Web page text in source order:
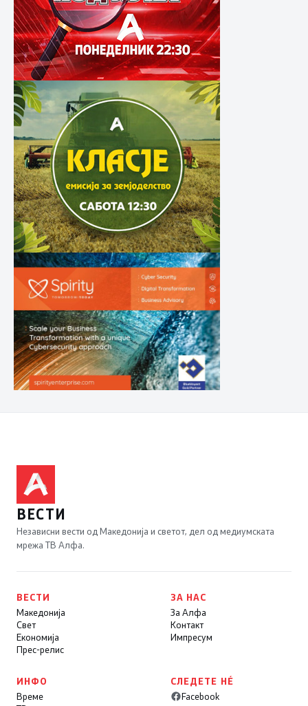
ВЕСТИ
Независни вести од Македонија и светот, дел од медиумската
мрежа ТВ Алфа.
ВЕСТИ
Македонија
Свет
Економија
Прес-релис
ЗА НАС
За Алфа
Контакт
Импресум
ИНФО
Време
СЛЕДЕТЕ НÉ
Facebook